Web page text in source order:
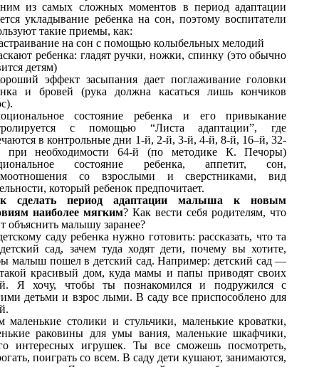
из самых сложных моментов в период адаптации
укладывание ребенка на сон, поэтому воспитатели
такие приемы, как:
на сон с помощью колыбельных мелодий
ребенка: гладят ручки, ножки, спинку (это обычно
детям)
эффект засыпания дает поглаживание головки
и бровей (рука должна касаться лишь кончиков
состояние ребенка и его привыкание
с помощью “Листа адаптации”, где
в контрольные дни 1-й, 2-й, 3-й, 4-й, 8-й, 16–й, 32-
необходимости 64-й (по методике К. Печоры)
состояние ребенка, аппетит, сон,
со взрослыми и сверстниками, вид
который ребенок предпочитает.
сделать период адаптации малыша к новым
наиболее мягким? Как вести себя родителям, что
объяснить малышу заранее?
саду ребенка нужно готовить: рассказать, что та
сад, зачем туда ходят дети, почему вы хотите,
малыш пошел в детский сад. Например: детский сад —
красивый дом, куда мамы и папы приводят своих
Я хочу, чтобы ты познакомился и подружился с
детьми и взрос лыми. В саду все приспособлено для
маленькие столики и стульчики, маленькие кроватки,
раковины для умы вания, маленькие шкафчики,
интересных игрушек. Ты все сможешь посмотреть,
поиграть со всем. В саду дети кушают, занимаются,